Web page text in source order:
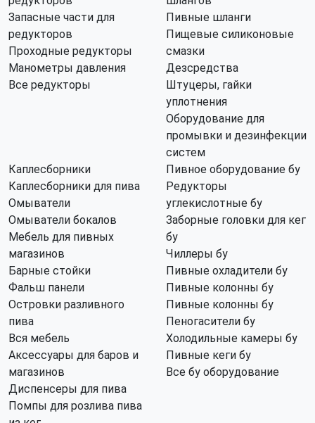
Запасные части для
редукторов
Проходные редукторы
Манометры давления
Все редукторы
Пивные шланги
Пищевые силиконовые
смазки
Дезсредства
Штуцеры, гайки
уплотнения
Оборудование для
промывки и дезинфекции
систем
Каплесборники
Каплесборники для пива
Омыватели
Омыватели бокалов
Мебель для пивных
магазинов
Барные стойки
Фальш панели
Островки разливного
пива
Вся мебель
Аксессуары для баров и
магазинов
Диспенсеры для пива
Помпы для розлива пива
Пивное оборудование бу
Редукторы
углекислотные бу
Заборные головки для кег
бу
Чиллеры бу
Пивные охладители бу
Пивные колонны бу
Пивные колонны бу
Пеногасители бу
Холодильные камеры бу
Пивные кеги бу
Все бу оборудование